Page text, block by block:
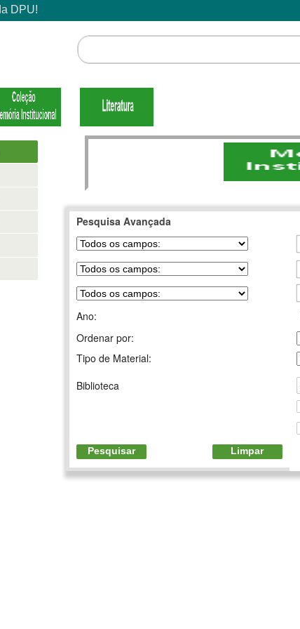
Pesquisa Avançada
Ano:
Ordenar por:
Tipo de Material:
Biblioteca
Pesquisar Limpar